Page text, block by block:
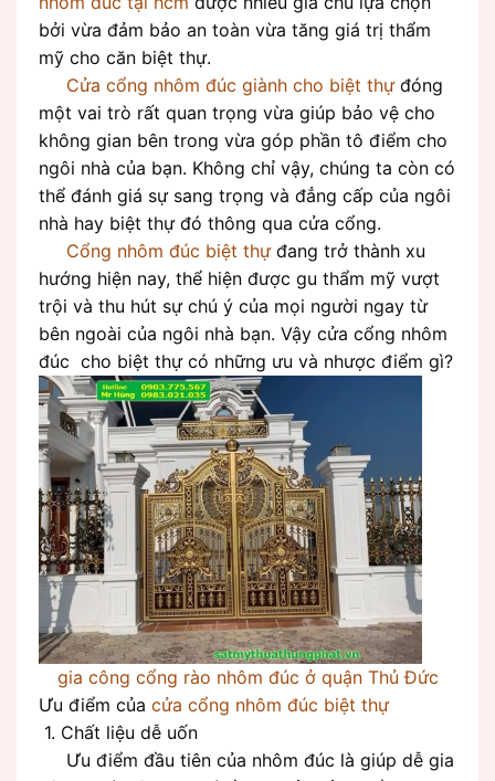
bởi vừa đảm bảo an toàn vừa tăng giá trị thẩm
mỹ cho căn biệt thự.
Cửa cổng nhôm đúc giành cho biệt thựđóng
một vai trò rất quan trọng vừa giúp bảo vệ cho
không gian bên trong vừa góp phần tô điểm cho
ngôi nhà của bạn. Không chỉ vậy, chúng ta còn có
thể đánh giá sự sang trọng và đẳng cấp của ngôi
nhà hay biệt thự đó thông qua cửa cổng.
Cổng nhôm đúc biệt thựđang trở thành xu
hướng hiện nay, thể hiện được gu thẩm mỹ vượt
trội và thu hút sự chú ý của mọi người ngay từ
bên ngoài của ngôi nhà bạn. Vậy cửa cổng nhôm
đúc cho biệt thự có những ưu và nhược điểm gì?
gia công cổng rào nhôm đúc ở quận Thủ Đức
Ưu điểm của cửa cổng nhôm đúc biệt thự
1. Chất liệu dễ uốn
Ưu điểm đầu tiên của nhôm đúc là giúp dễ gia